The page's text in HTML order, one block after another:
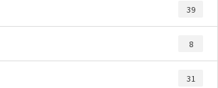
39
8
31